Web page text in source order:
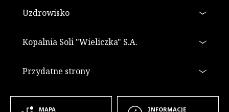
Uzdrowisko
Kopalnia Soli "Wieliczka" S.A.
Przydatne strony
MAPA
INFORMACJE